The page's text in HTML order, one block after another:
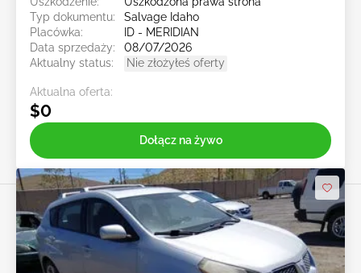
Typ dokumentu:
Salvage Idaho
Placówka:
ID - MERIDIAN
Data sprzedaży:
08/07/2026
Aktualny status:
Nie złożyłeś oferty
Aktualna oferta:
$0
Dołącz na żywo